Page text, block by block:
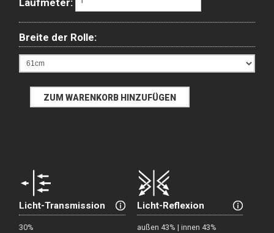
Laufmeter:
Breite der Rolle:
Licht-Transmission
30%
Licht-Reflexion
außen 43% | innen 43%